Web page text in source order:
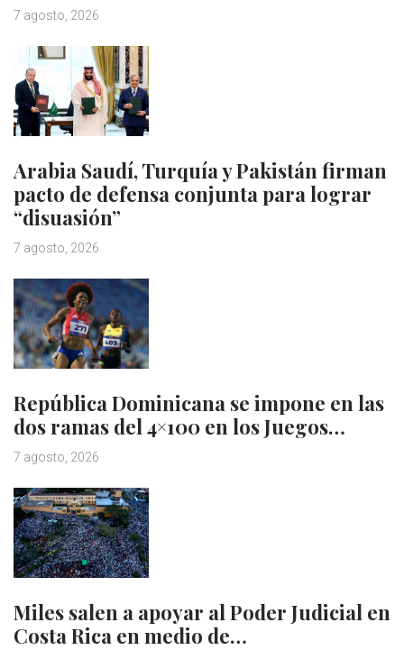
7 agosto, 2026
Arabia Saudí, Turquía y Pakistán firman
pacto de defensa conjunta para lograr
“disuasión”
7 agosto, 2026
República Dominicana se impone en las
dos ramas del 4×100 en los Juegos…
7 agosto, 2026
Miles salen a apoyar al Poder Judicial en
Costa Rica en medio de…